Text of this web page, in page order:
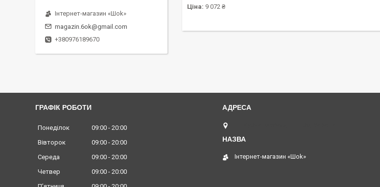
Ціна: 9 072 ₴
Інтернет-магазин «Шоk»
magazin.6ok@gmail.com
+380976189670
ГРАФІК РОБОТИ
Понеділок 09:00
20:00
Вівторок
09:00
20:00
Середа
09:00
20:00
Четвер
09:00
20:00
Інтернет-магазин «Шоk»